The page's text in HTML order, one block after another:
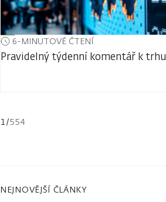
6-MINUTOVÉ ČTENÍ
Pravidelný týdenní komentář k trhu
1/554
NEJNOVĚJŠÍ ČLÁNKY